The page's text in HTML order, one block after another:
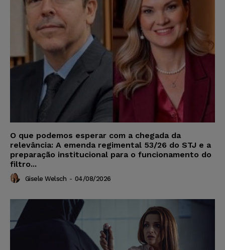
O que podemos esperar com a chegada da
relevância: A emenda regimental 53/26 do STJ e a
preparação institucional para o funcionamento do
filtro...
Gisele Welsch - 04/08/2026